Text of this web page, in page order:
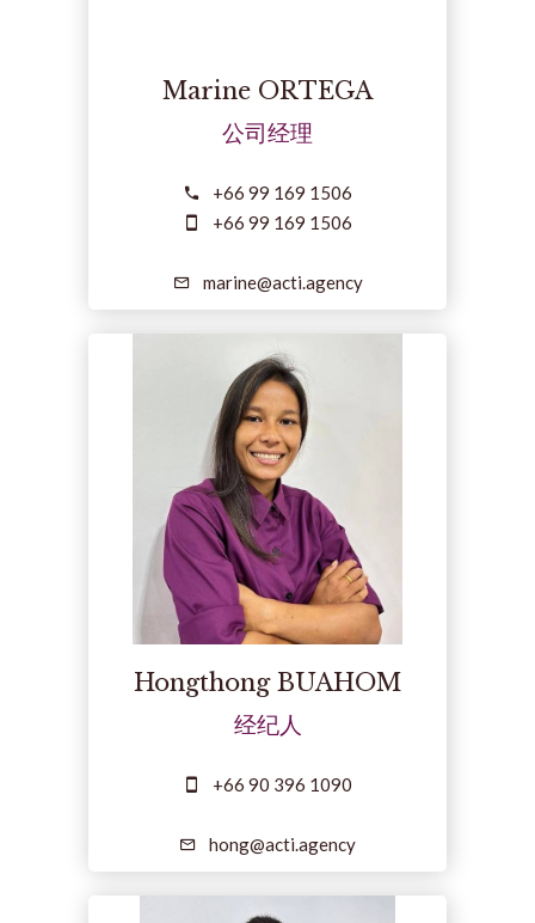
Marine ORTEGA
公司经理
+66 99 169 1506
+66 99 169 1506
marine@acti.agency
Hongthong BUAHOM
经纪人
+66 90 396 1090
hong@acti.agency